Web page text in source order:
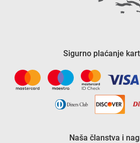
Sigurno plaćanje
Naša članstva i